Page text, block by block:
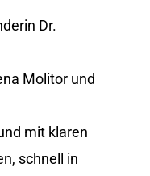
Dr.
Molitor und
mit klaren
schnell in